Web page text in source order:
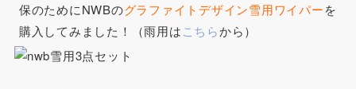
保のためにNWBのグラファイトデザイン雪用ワイパーを
購入してみました！（雨用はこちらから）